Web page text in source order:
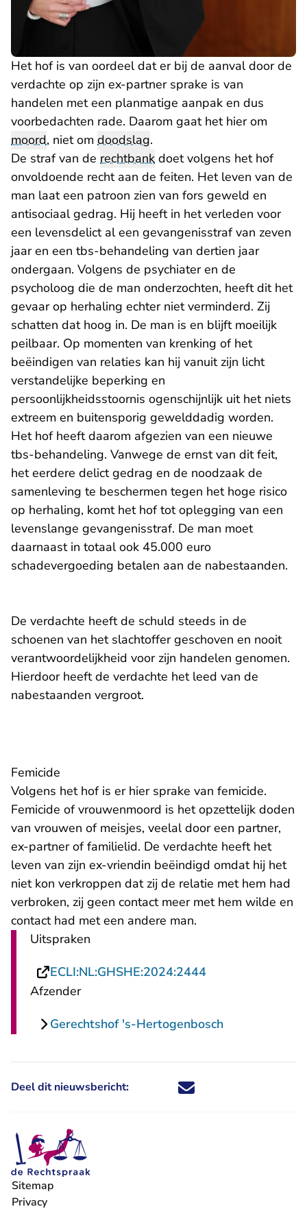
Het hof is van oordeel dat er bij de aanval door de
verdachte op zijn ex-partner sprake is van
handelen met een planmatige aanpak en dus
voorbedachten rade. Daarom gaat het hier om
moord, niet om doodslag.
De straf van de rechtbank doet volgens het hof
onvoldoende recht aan de feiten. Het leven van de
man laat een patroon zien van fors geweld en
antisociaal gedrag. Hij heeft in het verleden voor
een levensdelict al een gevangenisstraf van zeven
jaar en een tbs-behandeling van dertien jaar
ondergaan. Volgens de psychiater en de
psycholoog die de man onderzochten, heeft dit het
gevaar op herhaling echter niet verminderd. Zij
schatten dat hoog in. De man is en blijft moeilijk
peilbaar. Op momenten van krenking of het
beëindigen van relaties kan hij vanuit zijn licht
verstandelijke beperking en
persoonlijkheidsstoornis ogenschijnlijk uit het niets
extreem en buitensporig gewelddadig worden.
Het hof heeft daarom afgezien van een nieuwe
tbs-behandeling. Vanwege de ernst van dit feit,
het eerdere delict gedrag en de noodzaak de
samenleving te beschermen tegen het hoge risico
op herhaling, komt het hof tot oplegging van een
levenslange gevangenisstraf. De man moet
daarnaast in totaal ook 45.000 euro
schadevergoeding betalen aan de nabestaanden.
De verdachte heeft de schuld steeds in de
schoenen van het slachtoffer geschoven en nooit
verantwoordelijkheid voor zijn handelen genomen.
Hierdoor heeft de verdachte het leed van de
nabestaanden vergroot.
Femicide
Volgens het hof is er hier sprake van femicide.
Femicide of vrouwenmoord is het opzettelijk doden
van vrouwen of meisjes, veelal door een partner,
ex-partner of familielid. De verdachte heeft het
leven van zijn ex-vriendin beëindigd omdat hij het
niet kon verkroppen dat zij de relatie met hem had
verbroken, zij geen contact meer met hem wilde en
contact had met een andere man.
Uitspraken
ECLI:NL:GHSHE:2024:2444- U verlaat
Afzender
Gerechtshof 's-Hertogenbosch
Deel dit nieuwsbericht: Deel dit nieuwsbericht via X -
Deel dit nieuwsbericht via
Deel dit nieuwsbericht
Deel dit
Sitemap
Privacy